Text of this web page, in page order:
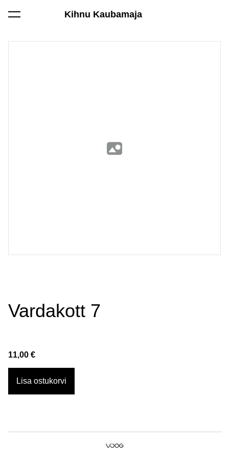
Kihnu Kaubamaja
lisati ostukorvi. Vaata ostukorvi
Vardakott 7
11,00 €
Lisa ostukorvi